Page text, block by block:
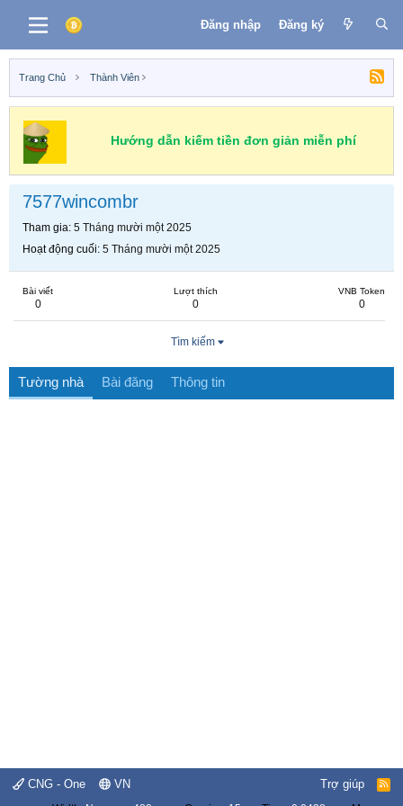
Đăng nhập Đăng ký
Trang Chủ Thành Viên
Hướng dẫn kiếm tiền đơn giản miễn phí
7577wincombr
Tham gia 5 Tháng mười một 2025
Hoạt động cuối 5 Tháng mười một 2025
Bài viết
0
Lượt thích
0
VNB Token
0
Tìm kiếm
Tường nhà Bài đăng Thông tin
CNG - One VN Trợ giúp
R